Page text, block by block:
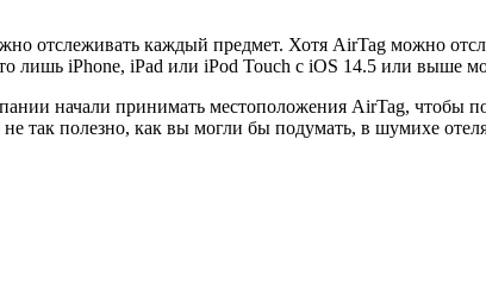
отслеживать каждый предмет. Хотя AirTag можно
лишь iPhone, iPad или iPod Touch с iOS 14.5 или выше
начали принимать местоположения AirTag, чтобы
так полезно, как вы могли бы подумать, в шумихе